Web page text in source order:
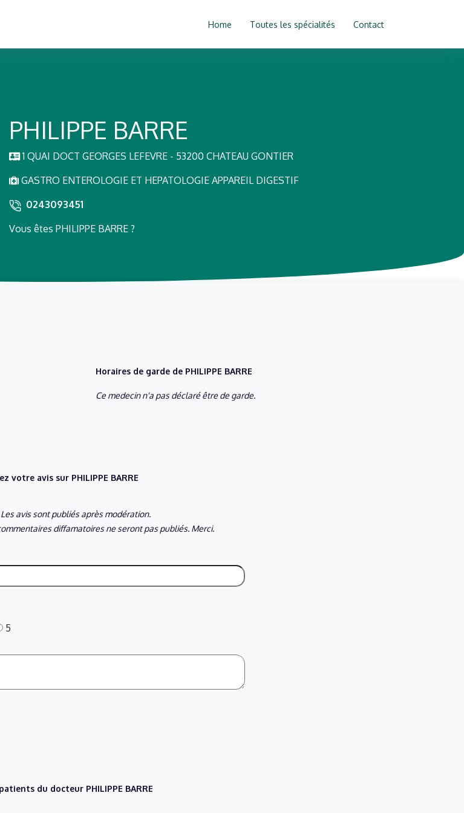
Home Toutes les spécialités Contact
PHILIPPE BARRE
1 QUAI DOCT GEORGES LEFEVRE - 53200 CHATEAU GONTIER
GASTRO ENTEROLOGIE ET HEPATOLOGIE APPAREIL DIGESTIF
0243093451
Vous êtes PHILIPPE BARRE ?
Horaires de garde de PHILIPPE BARRE
Ce medecin n'a pas déclaré être de garde.
votre avis sur PHILIPPE BARRE
Les avis sont publiés après modération.
diffamatoires ne seront pas publiés. Merci.
5
du docteur PHILIPPE BARRE